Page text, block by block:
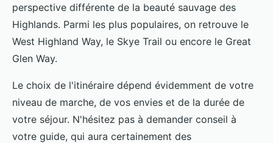
perspective différente de la beauté sauvage des
Highlands. Parmi les plus populaires, on retrouve le
West Highland Way, le Skye Trail ou encore le Great
Glen Way.
Le choix de l'itinéraire dépend évidemment de votre
niveau de marche, de vos envies et de la durée de
votre séjour. N'hésitez pas à demander conseil à
votre guide, qui aura certainement des